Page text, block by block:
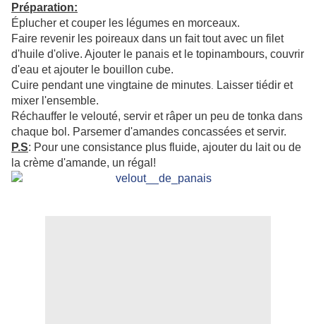
Préparation:
Éplucher et couper les légumes en morceaux.
Faire revenir les poireaux dans un fait tout avec un filet
d'huile d'olive. Ajouter le panais et le topinambours, couvrir
d'eau et ajouter le bouillon cube.
Cuire pendant une vingtaine de minutes
Laisser tiédir et
mixer l'ensemble.
Réchauffer le velouté, servir et râper un peu de tonka dans
chaque bol. Parsemer d'amandes concassées et servir.
P.S: Pour une consistance plus fluide, ajouter du lait ou de
la crème d'amande, un régal!